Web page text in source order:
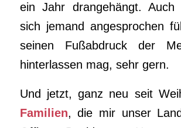
ein Jahr drangehängt.
sich jemand angesprochen
seinen Fußabdruck der
hinterlassen mag, sehr gern.
Und jetzt, ganz neu seit
Familien, die mir unser